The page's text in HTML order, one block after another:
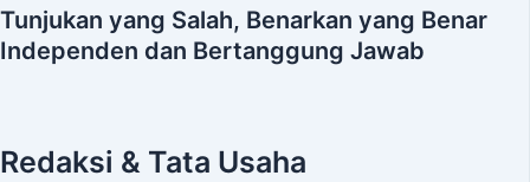
Tunjukan yang Salah, Benarkan yang Benar
Independen dan Bertanggung Jawab
Redaksi & Tata Usaha